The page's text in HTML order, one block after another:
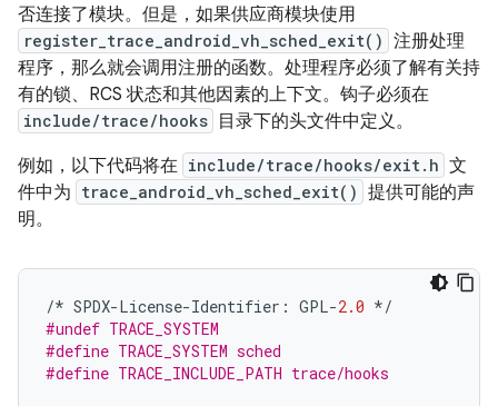
否连接了模块。但是，如果供应商模块使用
register_trace_android_vh_sched_exit() 注册处理
程序，那么就会调用注册的函数。处理程序必须了解有关持
有的锁、RCS 状态和其他因素的上下文。钩子必须在
include/trace/hooks
目录下的头文件中定义。
例如，以下代码将在 include/trace/hooks/exit.h 文
件中为 trace_android_vh_sched_exit() 提供可能的声
明。
/* SPDX-License-Identifier : GPL-2.0 */
#undef TRACE_SYSTEM
#define TRACE_SYSTEM sched
#define TRACE_INCLUDE_PATH trace/hooks